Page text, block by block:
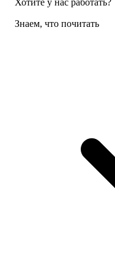
Хотите у нас работать?
Знаем, что почитать